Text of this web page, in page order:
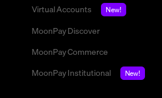
Virtual Accounts
New!
MoonPay Discover
MoonPay Commerce
MoonPay Institutional
New!